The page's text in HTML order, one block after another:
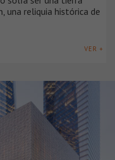
una reliquia histórica de
VER +